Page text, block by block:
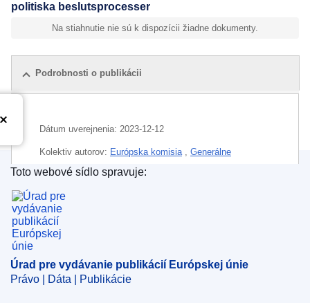
politiska beslutsprocesser
Na stiahnutie nie sú k dispozícii žiadne dokumenty.
Podrobnosti o publikácii
Dátum uverejnenia: 2023-12-12
Kolektiv autorov: Európska komisia
Generálne
riaditeľstvo pre spravodlivosť a spotrebiteľov
Úrad pre vydávanie publikácií Európskej únie
Toto webové sídlo spravuje:
Úrad pre vydávanie publikácií Európskej únie
Právo | Dáta | Publikácie